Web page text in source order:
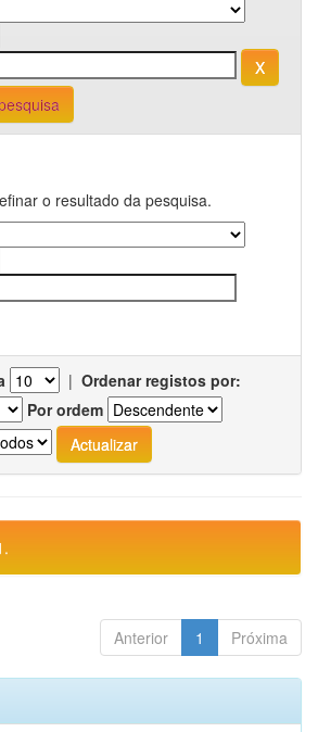
o resultado da pesquisa.
| Ordenar registos por:
Por ordem
Anterior 1 Próxima